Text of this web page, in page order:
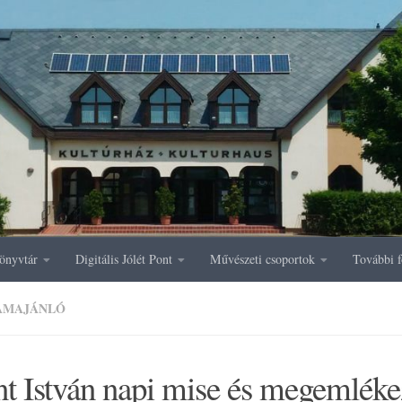
Digitális Jólét Pont Művészeti csoportok További
István napi mise és